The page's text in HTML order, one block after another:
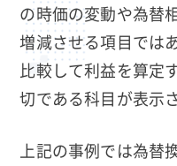
の時価の変動や為替
増減させる項目では
比較して利益を算定
切である科目が表示
上記の事例では為替